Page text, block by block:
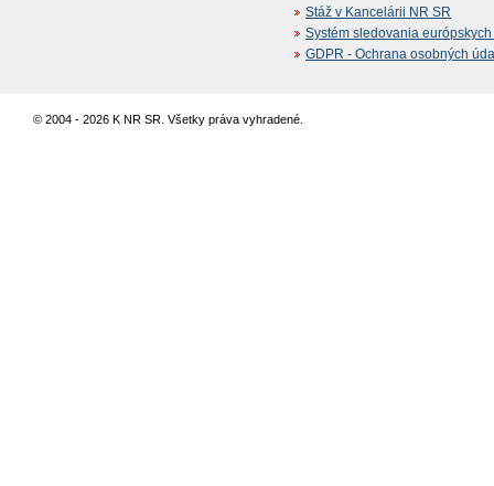
Stáž v Kancelárii NR SR
Systém sledovania
GDPR - Ochrana osobných
© 2004 - 2026 K NR SR. Všetky práva vyhradené.